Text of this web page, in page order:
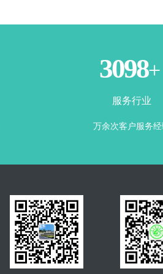
3500+
服务行业
万余次客户服务